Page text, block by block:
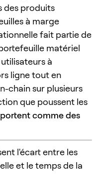
des produits
à marge
fait partie de
matériel
à
ligne tout en
chain sur plusieurs
que poussent les
comme des
l'écart entre les
et le temps de la